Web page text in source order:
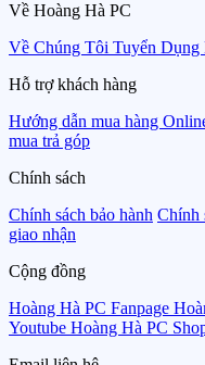
Về Hoàng Hà PC
Về Chúng Tôi Tuyển Dụng
Hỗ trợ khách hàng
Hướng dẫn mua hàng
mua trả góp
Chính sách
Chính sách bảo hành Chính
giao nhận
Cộng đồng
Hoàng Hà PC Fanpage
Youtube Hoàng Hà PC